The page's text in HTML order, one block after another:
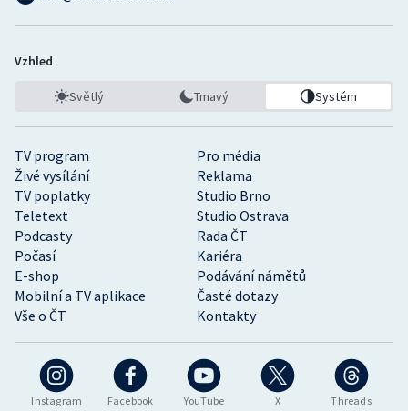
Instagram Facebook YouTube X Threads
TV program
Pro média
Živé vysílání
Reklama
TV poplatky
Studio Brno
Teletext
Studio Ostrava
Podcasty
Rada ČT
Počasí
Kariéra
E-shop
Podávání námětů
Mobilní a TV aplikace
Časté dotazy
Vše o ČT
Kontakty
Vzhled
Světlý Tmavý Systém